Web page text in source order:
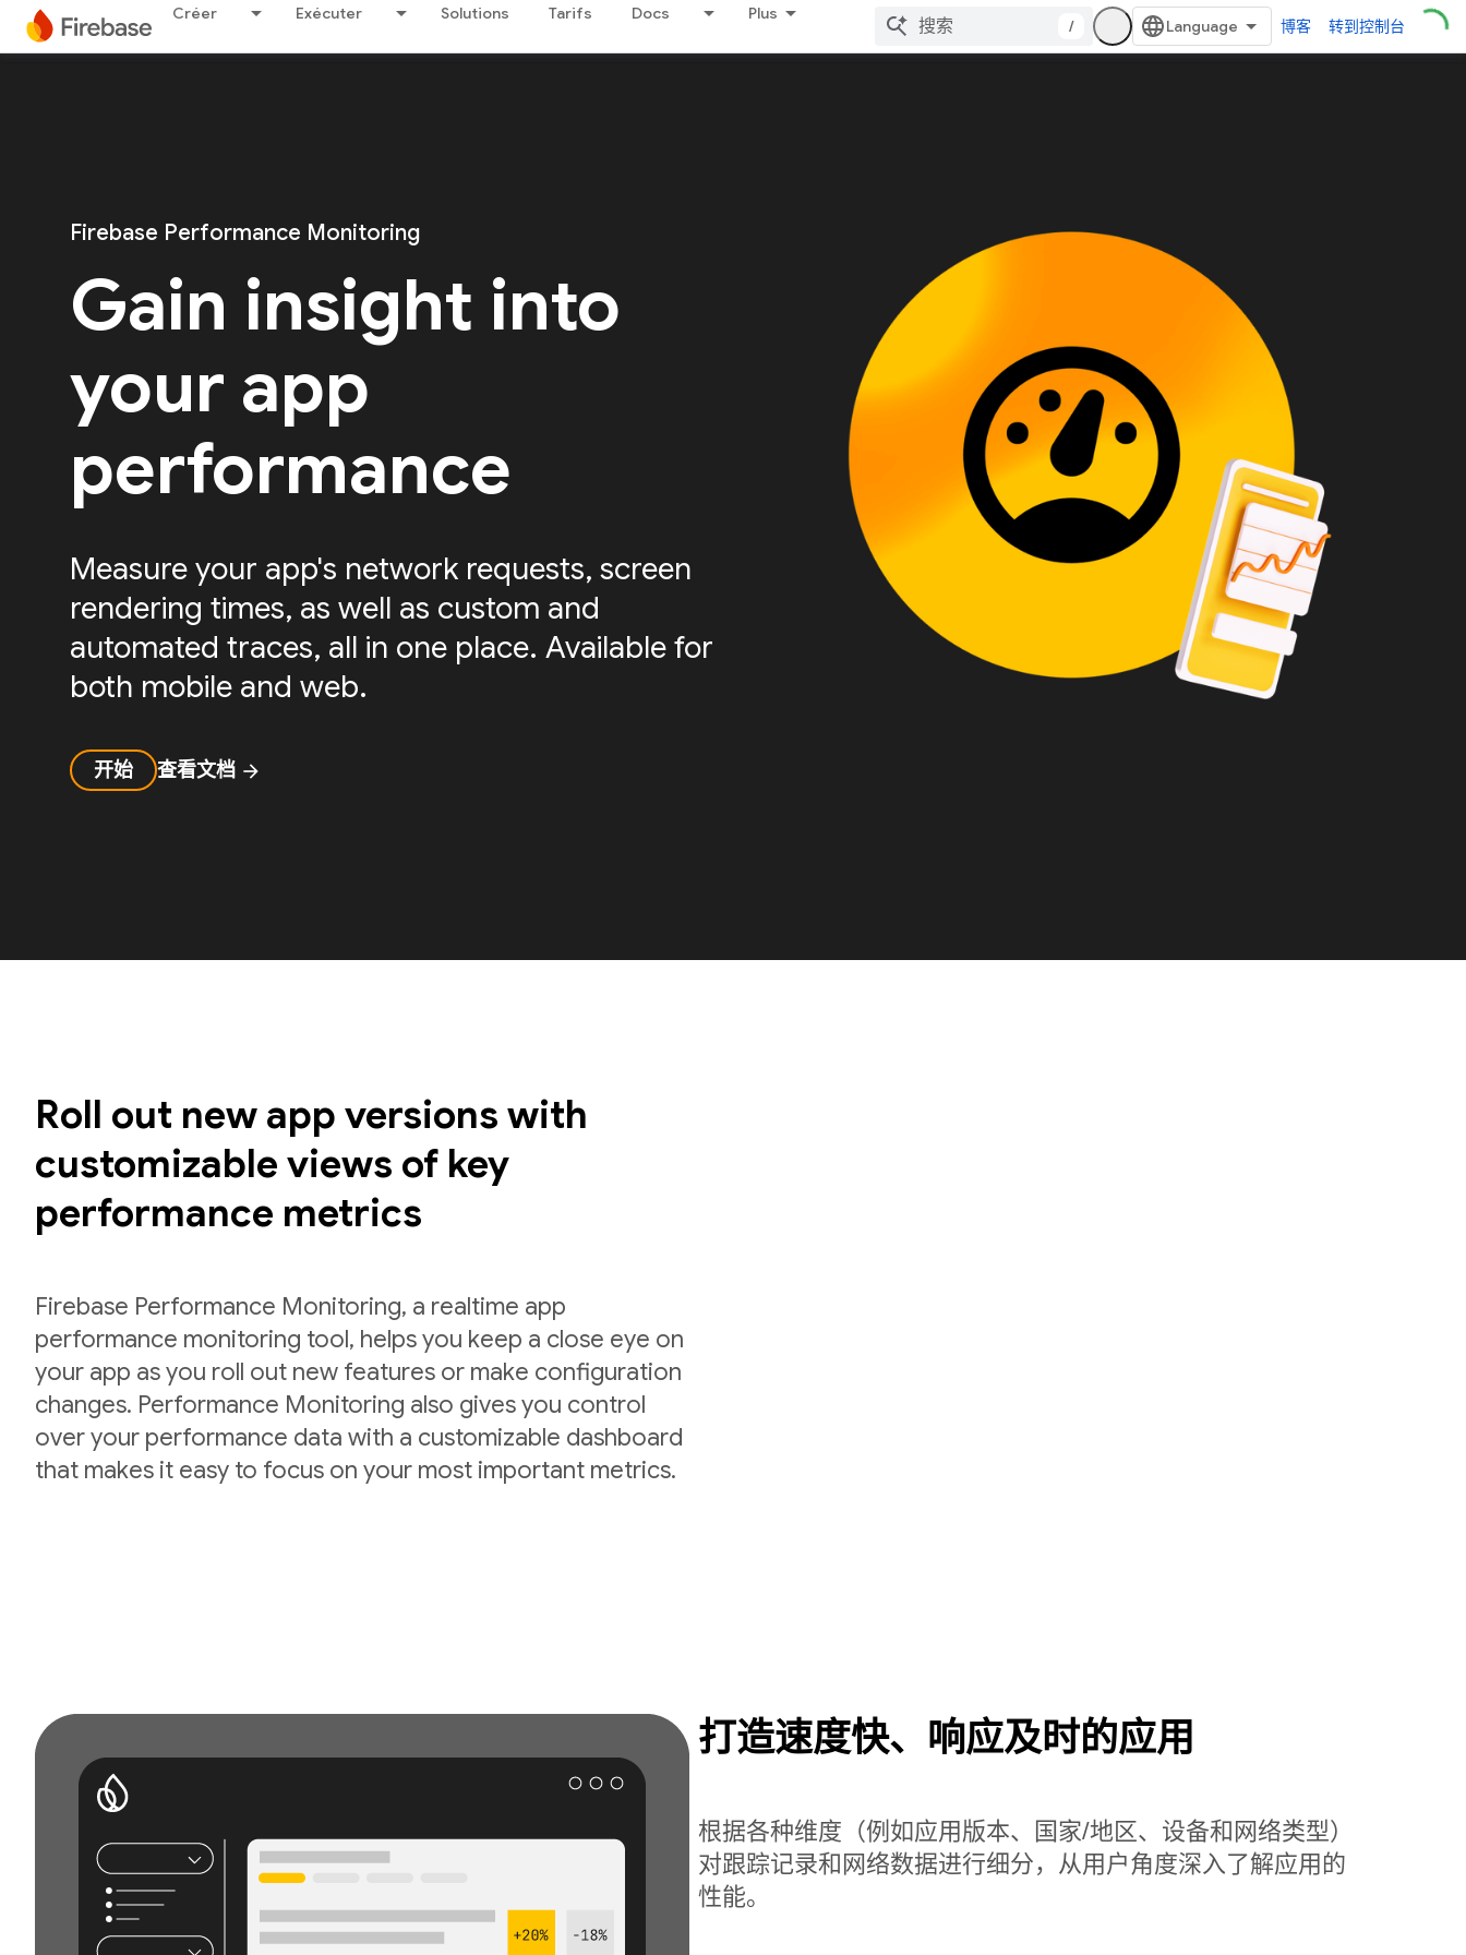
Créer Exécuter Solutions Tarifs Docs Plus
/ 博客 转到控制台
Firebase Performance Monitoring
Gain insight into
your app
performance
Measure your app's network requests, screen
rendering times, as well as custom and
automated traces, all in one place. Available for
both mobile and web.
开始 查看文档 arrow_forward
Roll out new app versions with
customizable views of key
performance metrics
Firebase Performance Monitoring, a realtime app
performance monitoring tool, helps you keep a close eye on
your app as you roll out new features or make configuration
changes. Performance Monitoring also gives you control
over your performance data with a customizable dashboard
that makes it easy to focus on your most important metrics.
打造速度快、响应及时的应用
根据各种维度（例如应用版本、国家/地区、设备和网络类型）
对跟踪记录和网络数据进行细分，从用户角度深入了解应用的
性能。